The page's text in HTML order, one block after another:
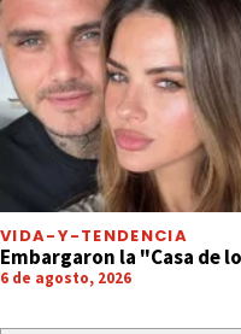
VIDA-Y-TENDENCIA
Embargaron la "Casa de
6 de agosto, 2026